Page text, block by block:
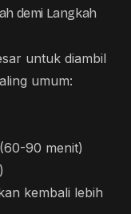
demi Langkah
untuk diambil
umum:
90 menit)
kembali lebih